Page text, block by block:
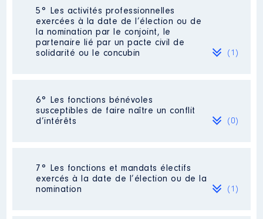
communes de Punaauia et de
Arue │ De : 05/2023 à 05/2023
Rémunération ou gratification
:
2023 0 € Brut
Description
Néant
5° Les activités professionnelles
exercées à la date de l’élection ou de
la nomination par le conjoint, le
partenaire lié par un pacte civil de
solidarité ou le concubin
(1)
Activité professionnelle
Employeur: Néant
6° Les fonctions bénévoles
susceptibles de faire naître un conflit
d’intérêts
(0)
Néant
7° Les fonctions et mandats électifs
exercés à la date de l’élection ou de la
nomination
(1)